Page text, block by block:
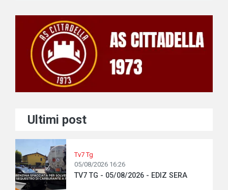
Ultimi post
Tv7 Tg
05/08/2026 16:26
TV7 TG - 05/08/2026 - EDIZ SERA